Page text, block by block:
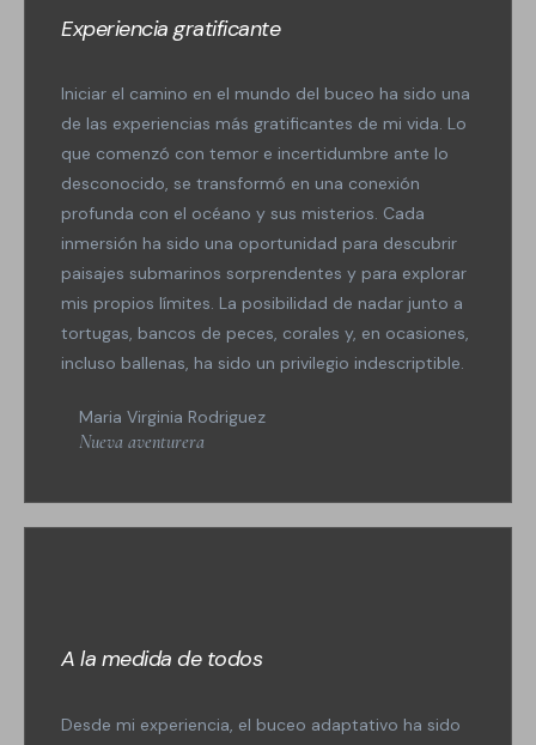
Experiencia gratificante
Iniciar el camino en el mundo del buceo ha sido una
de las experiencias más gratificantes de mi vida. Lo
que comenzó con temor e incertidumbre ante lo
desconocido, se transformó en una conexión
profunda con el océano y sus misterios. Cada
inmersión ha sido una oportunidad para descubrir
paisajes submarinos sorprendentes y para explorar
mis propios límites. La posibilidad de nadar junto a
tortugas, bancos de peces, corales y, en ocasiones,
incluso ballenas, ha sido un privilegio indescriptible.
Maria Virginia Rodriguez
Nueva aventurera
A la medida de todos
Desde mi experiencia, el buceo adaptativo ha sido